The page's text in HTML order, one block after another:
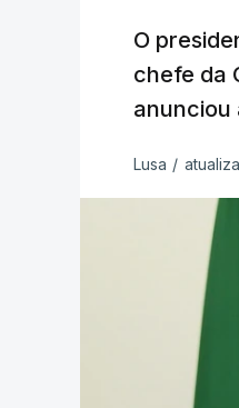
O
chefe da
anunciou
Lusa /